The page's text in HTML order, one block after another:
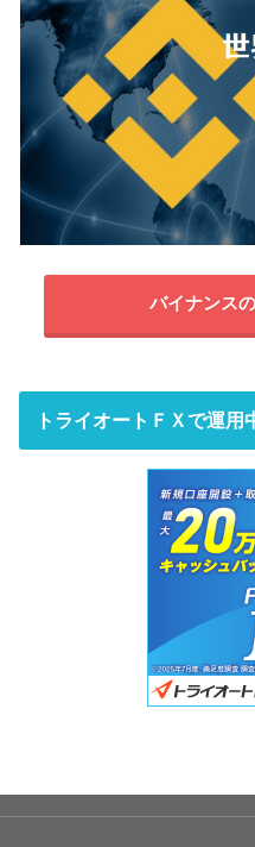
バイナンス
トライオートＦＸで運用